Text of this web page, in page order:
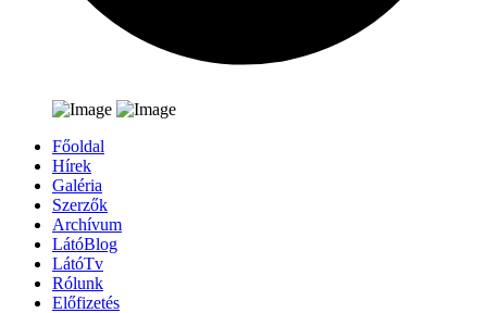
Főoldal
Hírek
Galéria
Szerzők
Archívum
LátóBlog
LátóTv
Rólunk
Előfizetés